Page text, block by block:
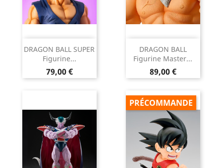
DRAGON BALL SUPER
Figurine...
Prix
79,00 €
DRAGON BALL
Figurine Master...
Prix
89,00 €
PRÉCOMMANDE